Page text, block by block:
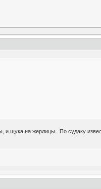
и щука на жерлицы. По судаку